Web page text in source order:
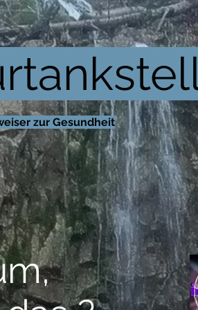
zur Gesundheit